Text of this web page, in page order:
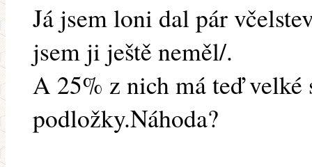
Já jsem loni dal pár
jsem ji ještě neměl/.
A 25% z nich má teď velké
podložky.Náhoda?